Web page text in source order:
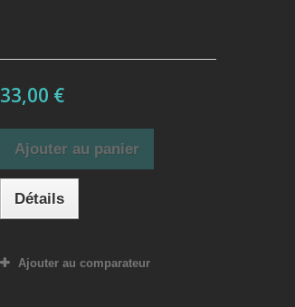
33,00 €
Ajouter au panier
Détails
Ajouter au comparateur